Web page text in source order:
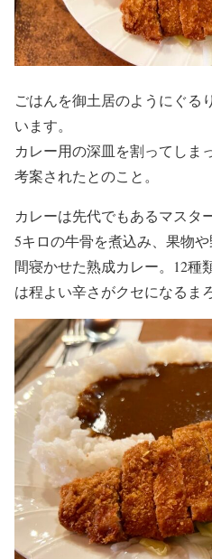
ごはんを御土居のようにぐる
います。
カレー用の深皿を割ってしま
考案されたとのこと。
カレーは先代でもあるマスタ
5キロの牛骨を煮込み、果物
間寝かせた熟成カレー。12種
は程よい辛さがクセになるま